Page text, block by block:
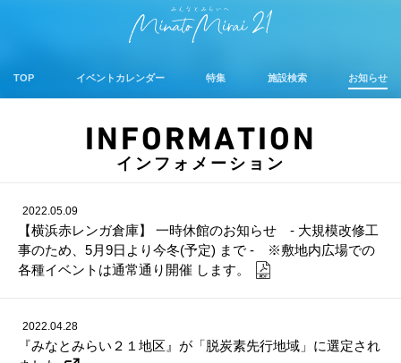
TOP イベントカレンダー 特集 施設検索 お知らせ
INFORMATION
インフォメーション
2022.05.09
【横浜赤レンガ倉庫】 一時休館のお知らせ - 大規模改修工
事のため、5月9日より今冬(予定) まで - ※敷地内広場での
各種イベントは通常通り開催 します。
2022.04.28
『みなとみらい２１地区』が「脱炭素先行地域」に選定され